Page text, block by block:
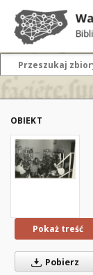
OBIEKT
Pokaż treść
Pobierz